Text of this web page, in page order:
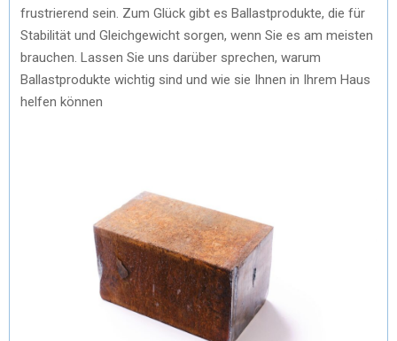
frustrierend sein. Zum Glück gibt es Ballastprodukte, die für
Stabilität und Gleichgewicht sorgen, wenn Sie es am meisten
brauchen. Lassen Sie uns darüber sprechen, warum
Ballastprodukte wichtig sind und wie sie Ihnen in Ihrem Haus
helfen können